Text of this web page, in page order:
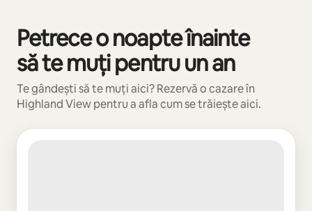
Petrece o noapte înainte
să te muți pentru un an
Te gândești să te muți aici? Rezervă o cazare în
Highland View pentru a afla cum se trăiește aici.
Se afișează 0 din 0 elemente